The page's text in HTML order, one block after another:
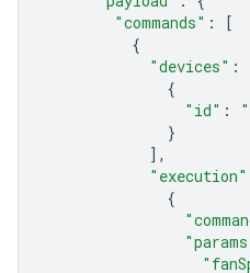
"commands" :
[
{
"devices" :
{
"id" :
}
],
"execution"
{